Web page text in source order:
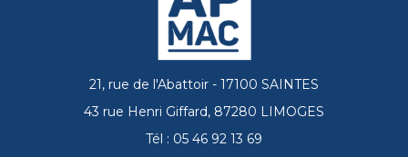
21, rue de l'Abattoir - 17100 SAINTES
43 rue Henri Giffard, 87280 LIMOGES
Tél : 05 46 92 13 69